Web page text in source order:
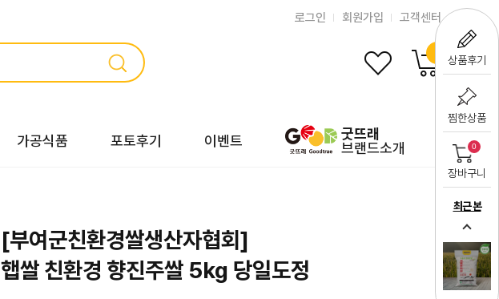
상품후기
찜한상품
0
장바구니
최근 본
로그인 회원가입 고객센터
가공식품 포토후기 이벤트
굿뜨래
브랜드소개
[부여군친환경쌀생산자협회]
햅쌀 친환경 향진주쌀 5kg 당일도정